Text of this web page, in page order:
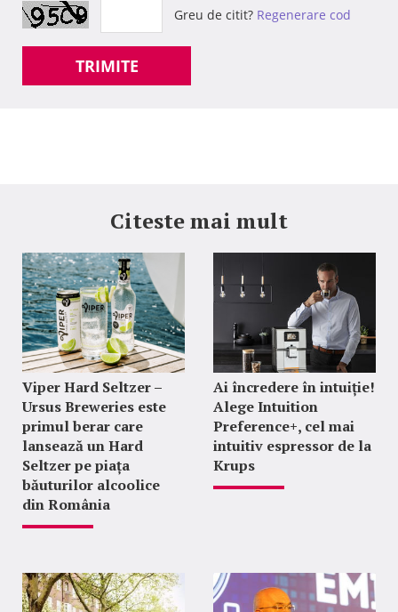
Greu de citit? Regenerare cod
TRIMITE
Citeste mai mult
Viper Hard Seltzer –
Ursus Breweries este
primul berar care
lansează un Hard
Seltzer pe piața
băuturilor alcoolice
din România
Ai încredere în intuiție!
Alege Intuition
Preference+, cel mai
intuitiv espressor de la
Krups